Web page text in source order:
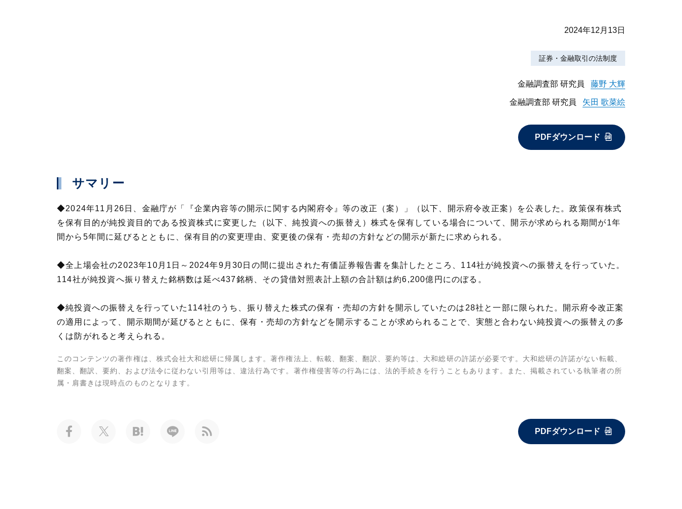
2024年12月13日
証券・金融取引の法制度
金融調査部 研究員 藤野 大輝
金融調査部 研究員 矢田 歌菜絵
PDFダウンロード
サマリー
◆2024年11月26日、金融庁が「『企業内容等の開示に関する内閣府令』等の改正（案）」（以下、開示府令改正案）を公表した。政策保有株式
を保有目的が純投資目的である投資株式に変更した（以下、純投資への振替え）株式を保有している場合について、開示が求められる期間が1年
間から5年間に延びるとともに、保有目的の変更理由、変更後の保有・売却の方針などの開示が新たに求められる。
◆全上場会社の2023年10月1日～2024年9月30日の間に提出された有価証券報告書を集計したところ、114社が純投資への振替えを行っていた。
114社が純投資へ振り替えた銘柄数は延べ437銘柄、その貸借対照表計上額の合計額は約6,200億円にのぼる。
◆純投資への振替えを行っていた114社のうち、振り替えた株式の保有・売却の方針を開示していたのは28社と一部に限られた。開示府令改正案
の適用によって、開示期間が延びるとともに、保有・売却の方針などを開示することが求められることで、実態と合わない純投資への振替えの多
くは防がれると考えられる。
このコンテンツの著作権は、株式会社大和総研に帰属します。著作権法上、転載、翻案、翻訳、要約等は、大和総研の許諾が必要です。大和総研の許諾がない転載、
翻案、翻訳、要約、および法令に従わない引用等は、違法行為です。著作権侵害等の行為には、法的手続きを行うこともあります。また、掲載されている執筆者の所
属・肩書きは現時点のものとなります。
PDFダウンロード